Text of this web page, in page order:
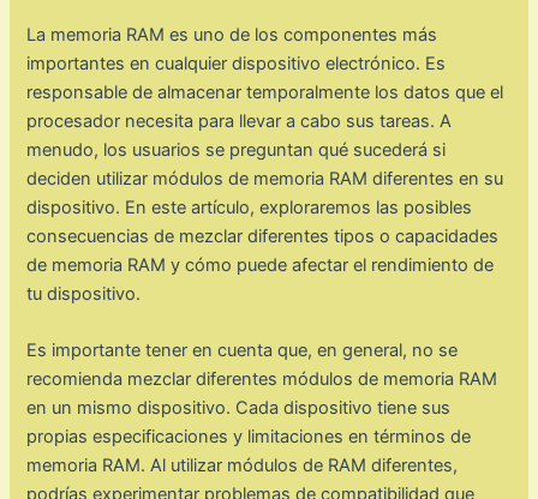
La memoria RAM es uno de los componentes más
importantes en cualquier dispositivo electrónico. Es
responsable de almacenar temporalmente los datos que el
procesador necesita para llevar a cabo sus tareas. A
menudo, los usuarios se preguntan qué sucederá si
deciden utilizar módulos de memoria RAM diferentes en su
dispositivo. En este artículo, exploraremos las posibles
consecuencias de mezclar diferentes tipos o capacidades
de memoria RAM y cómo puede afectar el rendimiento de
tu dispositivo.
Es importante tener en cuenta que, en general, no se
recomienda mezclar diferentes módulos de memoria RAM
en un mismo dispositivo. Cada dispositivo tiene sus
propias especificaciones y limitaciones en términos de
memoria RAM. Al utilizar módulos de RAM diferentes,